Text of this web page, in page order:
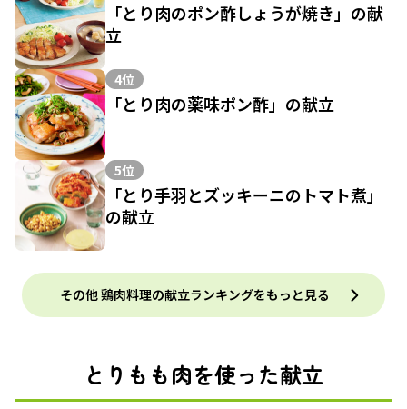
「とり肉のポン酢しょうが焼き」の献
立
4位
「とり肉の薬味ポン酢」の献立
5位
「とり手羽とズッキーニのトマト煮」
の献立
その他 鶏肉料理の献立ランキングをもっと見る
とりもも肉を使った献立